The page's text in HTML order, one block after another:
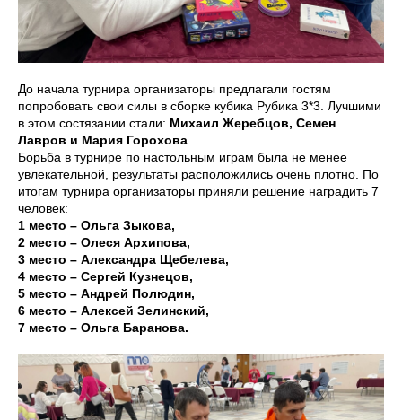
До начала турнира организаторы предлагали гостям
попробовать свои силы в сборке кубика Рубика 3*3. Лучшими
в этом состязании стали: Михаил Жеребцов, Семен
Лавров и Мария Горохова
Борьба в турнире по настольным играм была не менее
увлекательной, результаты расположились очень плотно. По
итогам турнира организаторы приняли решение наградить 7
человек:
1 место – Ольга Зыкова,
2 место – Олеся Архипова,
3 место – Александра Щебелева,
4 место – Сергей Кузнецов,
5 место – Андрей Полюдин,
6 место – Алексей Зелинский,
7 место – Ольга Баранова.